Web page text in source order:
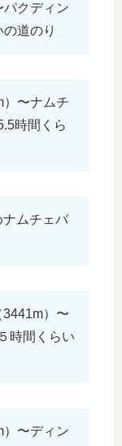
パクディン
の道のり
）〜ナムチ
時間くら
ムチェバ
）〜
時間くらい
〜ディン